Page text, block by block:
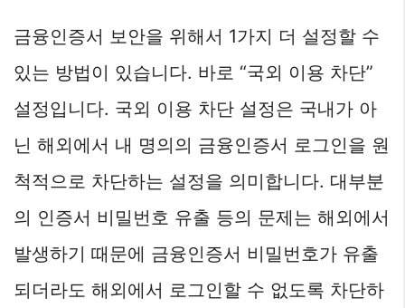
금융인증서 보안을 위해서 1가지 더 설정할 수
있는 방법이 있습니다. 바로 “국외 이용 차단”
설정입니다. 국외 이용 차단 설정은 국내가 아
닌 해외에서 내 명의의 금융인증서 로그인을 원
척적으로 차단하는 설정을 의미합니다. 대부분
의 인증서 비밀번호 유출 등의 문제는 해외에서
발생하기 때문에 금융인증서 비밀번호가 유출
되더라도 해외에서 로그인할 수 없도록 차단하